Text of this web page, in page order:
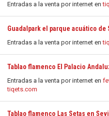
Entradas a la venta por internet en
Guadalpark el parque acuático de
Entradas a la venta por internet en
Tablao flamenco El Palacio
Entradas a la venta por internet en
tiqets.com
Tablao flamenco Las Setas en